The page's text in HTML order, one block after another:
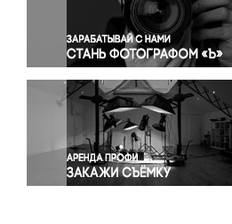
Правосудие
Происшествия и конфликты
Религия
Светская жизнь
Спорт
Экология
Экономика и бизнес